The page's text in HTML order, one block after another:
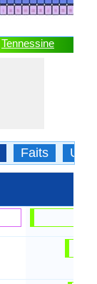
Tennessine
Faits